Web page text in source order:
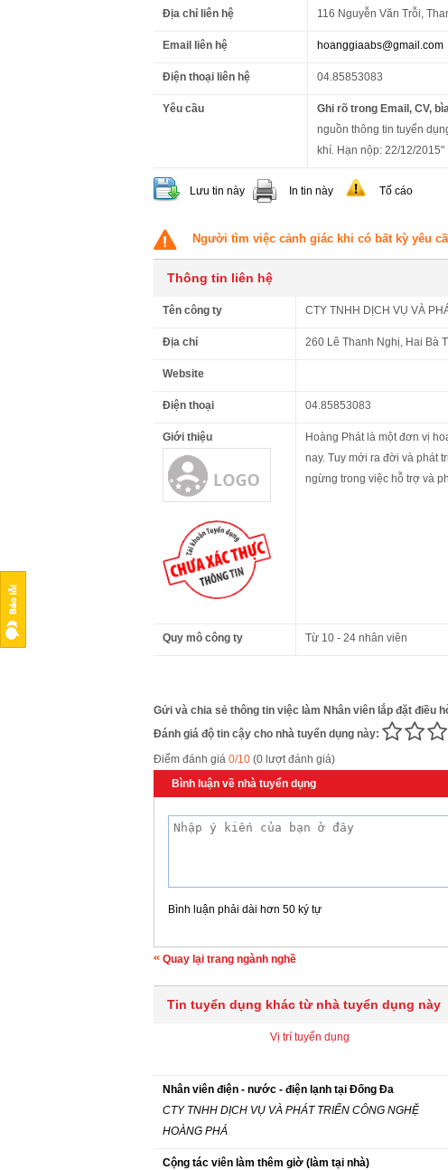
Địa chỉ liên hệ 116 Nguyễn Văn Trỗi,
Email liên hệ hoanggiaabs@gmail.com
Điện thoại liên hệ 04.85853083
Yêu cầu Ghi rõ trong Email, CV,
nguồn thông tin tuyển
khí. Hạn nộp: 22/12/2015"
Lưu tin này In tin này Tố cáo
Người tìm việc cảnh giác khi có bất kỳ yêu
Thông tin liên hệ
Tên công ty CTY TNHH DỊCH VỤ VÀ
Địa chỉ 260 Lê Thanh Nghị, Hai Bà
Website
Điện thoại 04.85853083
Giới thiệu
Hoàng Phát là một đơn vị
nay. Tuy mới ra đời và phát
ngừng trong việc hỗ trợ và
Quy mô công ty Từ 10 - 24 nhân viên
Gửi và chia sẻ thông tin việc làm Nhân viên lắp đặt điều
Đánh giá độ tin cậy cho nhà tuyển dụng này:
Điểm đánh giá 0/10 (0 lượt đánh giá)
Bình luận về nhà tuyển dụng
Bình luận phải dài hơn 50 ký tự
Quay lại trang ngành nghề
Tin tuyển dụng khác từ nhà tuyển dụng này
Vị trí tuyển dụng
Nhân viên điện - nước - điện lạnh tại Đống Đa
CTY TNHH DỊCH VỤ VÀ PHÁT TRIỂN CÔNG NGHỆ
HOÀNG PHÁ
Cộng tác viên làm thêm giờ (làm tại nhà)